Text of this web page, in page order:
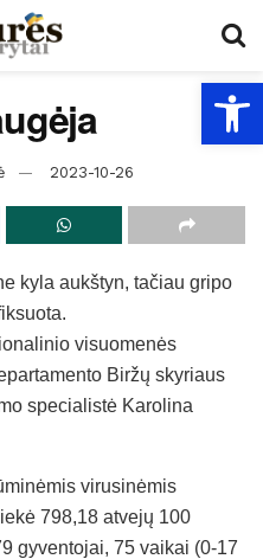
2023-10-26
kyla aukštyn, tačiau gripo
visuomenės
Biržų skyriaus
specialistė Karolina
virusinėmis
798,18 atvejų 100
gyventojai, 75 vaikai (0-17